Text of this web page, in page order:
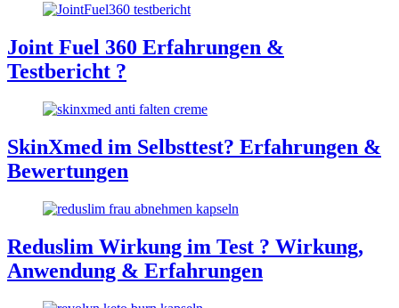
Joint Fuel 360 Erfahrungen &
Testbericht ?
SkinXmed im Selbsttest? Erfahrungen &
Bewertungen
Reduslim Wirkung im Test ? Wirkung,
Anwendung & Erfahrungen